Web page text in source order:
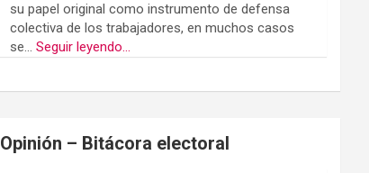
su papel original como instrumento de defensa
colectiva de los trabajadores, en muchos casos
se...Seguir leyendo...
Opinión – Bitácora electoral